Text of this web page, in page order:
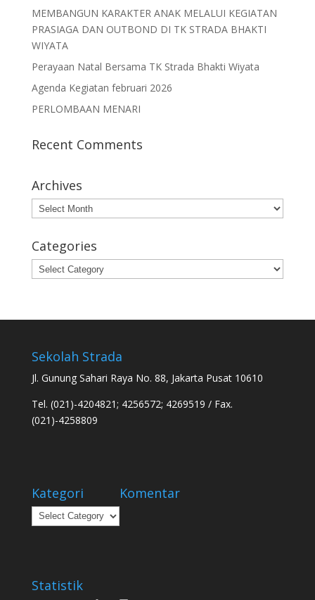
MEMBANGUN KARAKTER ANAK MELALUI KEGIATAN
PRASIAGA DAN OUTBOND DI TK STRADA BHAKTI
WIYATA
Perayaan Natal Bersama TK Strada Bhakti Wiyata
Agenda Kegiatan februari 2026
PERLOMBAAN MENARI
Recent Comments
Archives
Archives
Categories
Categories
Sekolah Strada
Jl. Gunung Sahari Raya No. 88, Jakarta Pusat 10610
Tel. (021)-4204821; 4256572; 4269519 / Fax.
(021)-4258809
Kategori
Kategori
Komentar
Statistik